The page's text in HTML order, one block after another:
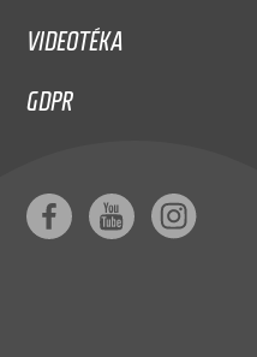
VIDEOTÉKA
GDPR